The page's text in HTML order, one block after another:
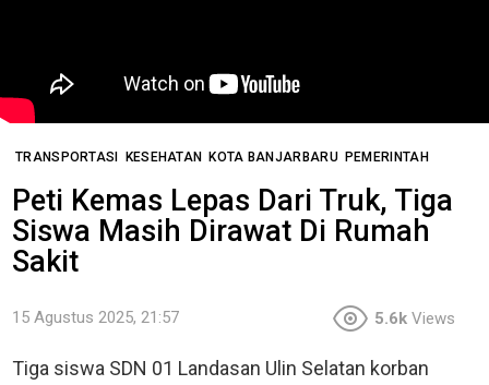
TRANSPORTASI KESEHATAN KOTA BANJARBARU PEMERINTAH
Peti Kemas Lepas Dari Truk, Tiga
Siswa Masih Dirawat Di Rumah
Sakit
15 Agustus 2025, 21:57 5.6k Views
Tiga siswa SDN 01 Landasan Ulin Selatan korban